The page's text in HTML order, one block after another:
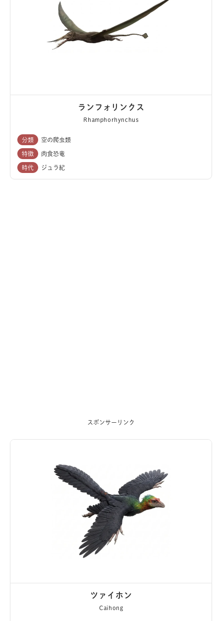
ランフォリンクス
Rhamphorhynchus
分類 空の爬虫類
特徴 肉食恐竜
時代 ジュラ紀
スポンサーリンク
ツァイホン
Caihong